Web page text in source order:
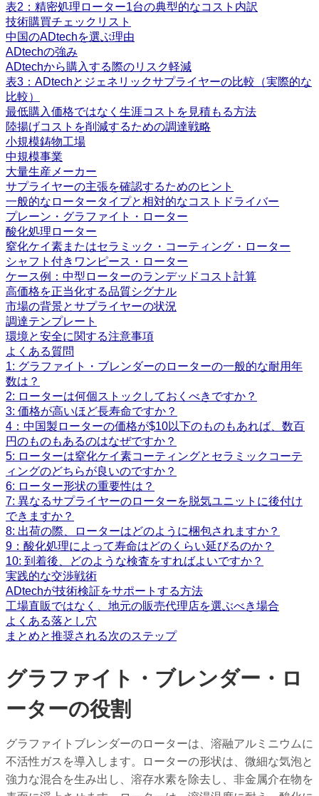
表2：精密処理ローター1台の典型的なコスト内訳
技術購買チェックリスト
中国のADtechを選ぶ理由
ADtechの強み
ADtechから購入する際のリスク軽減
表3：ADtechとジェネリックサプライヤーの比較（実際的な
比較）
最低購入価格ではなく生涯コストを見積もる方法
陸揚げコストを削減するための調達戦略
小規模鋳物工場
中規模事業
大量生産メーカー
サプライヤーの主張を確認するためのヒント
一般的なロータータイプと相対的なコストドライバー
プレーン・グラファイト・ローター
酸化処理ローター
窒化ケイ素またはセラミック・コーティング・ローター
シャフト付きワンピース・ローター
ケース例：中型ローターのランデッドコスト計算
高価格を正当化する品質シグナル
市場の背景とサプライヤーの状況
調達テンプレート
環境と安全に関する注意事項
よくある質問
1: グラファイト・ブレンダーのローターの一般的な耐用年
数は？
2: ローターは何個ストックしておくべきですか？
3: 価格が高いほど長寿命ですか？
4：中国製ローターの価格が$10以下のものもあれば、数百
円のものもあるのはなぜですか？
5: ローターは窒化ケイ素コーティングとセラミックコーテ
ィングのどちらが良いのですか？
6: ローター形状の重要性は？
7: 異なるサプライヤーのローターを脱気ユニットに後付け
できますか？
8: 出荷の際、ローターはどのように梱包されますか？
9：酸化処理によって寿命はどのくらい延びるのか？
10: 到着後、どのような検査をすればよいですか？
実践的な交渉戦術
ADtechが技術検証をサポートする方法
工場直販ではなく、地元の販売代理店を選ぶべき場合
よくある落とし穴
まとめと推奨される次のステップ
グラファイト・ブレンダー・ロ
ーターの役割
グラファイトブレンダーのローターは、溶融アルミニウムに
不活性ガスを導入します。ローターの形状は、微細な気泡と
強力な混合を生み出し、溶存水素を除去し、非金属介在物を